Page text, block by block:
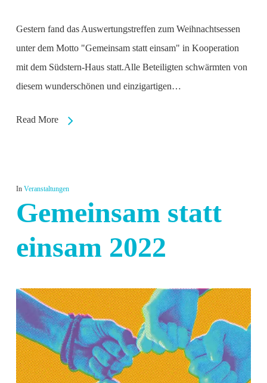
Gestern fand das Auswertungstreffen zum Weihnachtsessen
unter dem Motto "Gemeinsam statt einsam" in Kooperation
mit dem Südstern-Haus statt.Alle Beteiligten schwärmten von
diesem wunderschönen und einzigartigen…
Read More
In Veranstaltungen
Gemeinsam statt
einsam 2022